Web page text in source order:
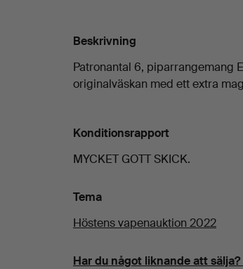
Beskrivning
Patronantal 6, piparrangemang
originalväskan med ett extra
Konditionsrapport
MYCKET GOTT SKICK.
Tema
Höstens vapenauktion 2022
Har du något liknande att